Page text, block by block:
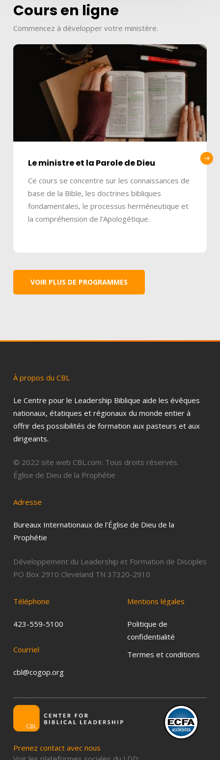
Cours en ligne
Commencez à développer votre ministère.
Le ministre et la Parole de Dieu
Ce cours se concentre sur les connaissances de
base de la Bible, les doctrines bibliques
fondamentales, le processus herméneutique et
la compréhension de l’Apologétique.
VOIR PLUS DE PROGRAMMES
À propos du CBL
Le Centre pour le Leadership Biblique aide les évêques
nationaux, étatiques et régionaux du monde entier à
offrir des possibilités de formation aux pasteurs et aux
dirigeants.
© 2022 site web CBL.com. Tous droits réservés.
Église de Dieu de la Prophétie
Adresse
Bureaux Internationaux de l'Église de Dieu de la
Prophétie
Développement du Leadership et Formation de Disciples
PO Box 2910 Cleveland TN 37320-2910
Téléphone
423-559-5100
Courriel
cbl@cogop.org
Mentions légales
Politique de
confidentialité
Termes et conditions
Prenez contact avec nous